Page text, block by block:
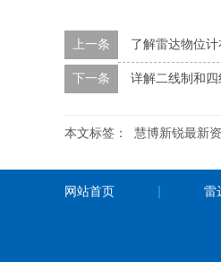
上一条 了解雷达物位
下一条 详解二线制和
本文标签： 慧博新锐最新
网站首页 雷